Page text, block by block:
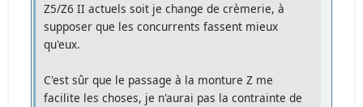
Z5/Z6 II actuels soit je change de crèmerie, à
supposer que les concurrents fassent mieux
qu'eux.
C'est sûr que le passage à la monture Z me
facilite les choses, je n'aurai pas la contrainte de